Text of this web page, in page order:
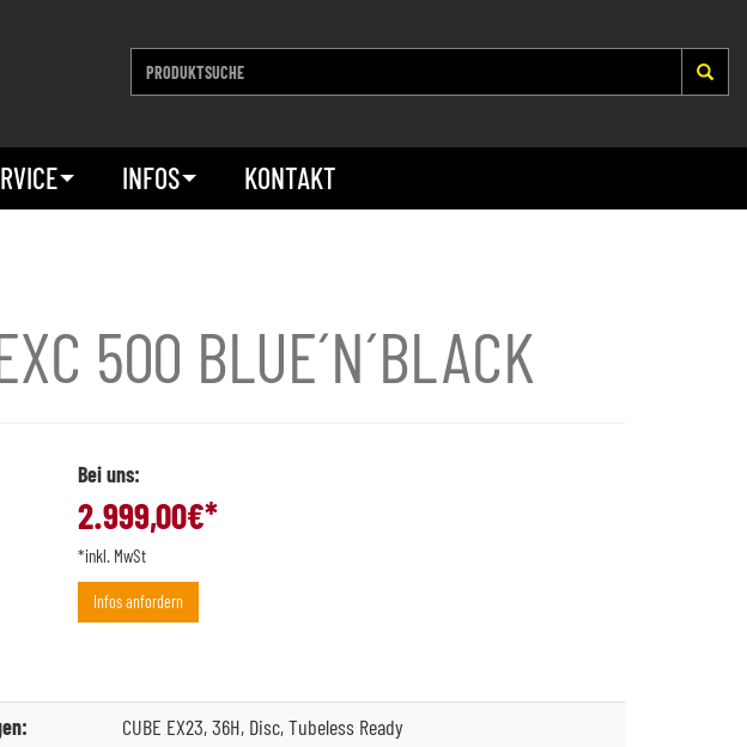
INFOS KONTAKT
500 BLUE´N´BLACK
Bei uns:
2.999,00€*
*inkl. MwSt
Infos anfordern
CUBE EX23, 36H, Disc, Tubeless Ready